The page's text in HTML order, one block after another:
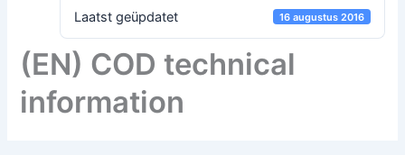
Laatst geüpdatet 16 augustus 2016
(EN) COD technical
information